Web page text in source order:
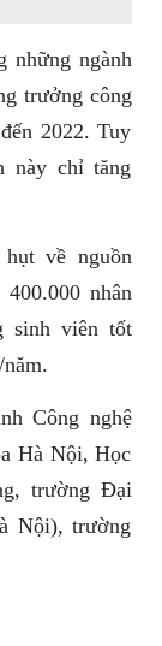
những ngành
trưởng công
2022. Tuy
này chỉ tăng
về nguồn
nhân
sinh viên tốt
Công nghệ
Hà Nội, Học
trường Đại
Nội), trường